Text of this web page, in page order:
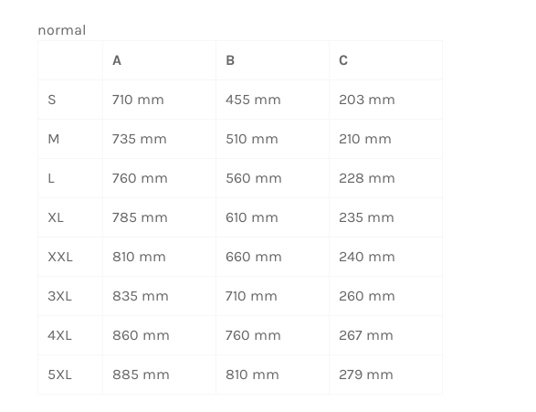
normal
A
B C
S 710 mm 455 mm 203 mm
M 735 mm 510 mm 210 mm
L 760 mm 560 mm 228 mm
XL 785 mm 610 mm 235 mm
XXL 810 mm 660 mm 240 mm
3XL 835 mm 710 mm 260 mm
4XL 860 mm 760 mm 267 mm
5XL 885 mm 810 mm 279 mm